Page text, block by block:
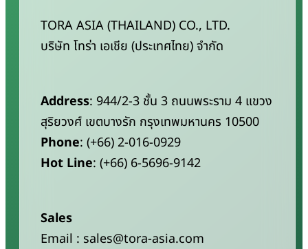
TORA ASIA (THAILAND) CO., LTD.
บริษัท โทร่า เอเชีย (ประเทศไทย) จำกัด
Address: 944/2-3 ชั้น 3 ถนนพระราม 4 แขวง
สุริยวงศ์ เขตบางรัก กรุงเทพมหานคร 10500
Phone: (+66) 2-016-0929
Hot Line: (+66) 6-5696-9142
Sales
Email : sales@tora-asia.com